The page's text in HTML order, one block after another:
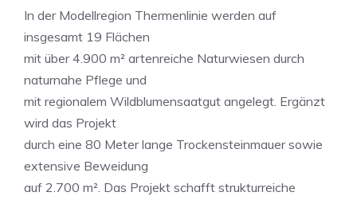
In der Modellregion Thermenlinie werden auf
insgesamt 19 Flächen
mit über 4.900 m² artenreiche Naturwiesen durch
naturnahe Pflege und
mit regionalem Wildblumensaatgut angelegt. Ergänzt
wird das Projekt
durch eine 80 Meter lange Trockensteinmauer sowie
extensive Beweidung
auf 2.700 m². Das Projekt schafft strukturreiche